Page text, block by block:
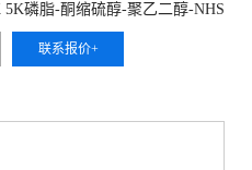
5K磷脂-酮缩硫醇-聚乙二醇-NHS
联系报价+